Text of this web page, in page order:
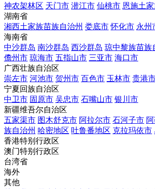
神农架林区 天门市 潜江市 仙桃市 恩施土
湖南省
湘西土家族苗族自治州 娄底市 怀化市 永州
海南省
中沙群岛 南沙群岛 西沙群岛 琼中黎族苗族
儋州市 琼海市 五指山市 三亚市 海口市
广西壮族自治区
崇左市 河池市 贺州市 百色市 玉林市 贵港
宁夏回族自治区
中卫市 固原市 吴忠市 石嘴山市 银川市
新疆维吾尔自治区
五家渠市 图木舒克市 阿拉尔市 石河子市
族自治州 哈密地区 吐鲁番地区 克拉玛依市
香港特别行政区
澳门特别行政区
台湾省
海外
其他